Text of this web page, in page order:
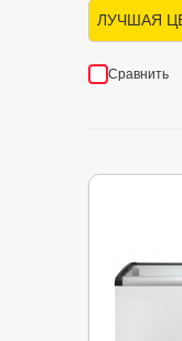
ЛУЧШАЯ
Сравнить